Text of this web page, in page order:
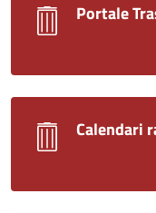
Portale
Calendari